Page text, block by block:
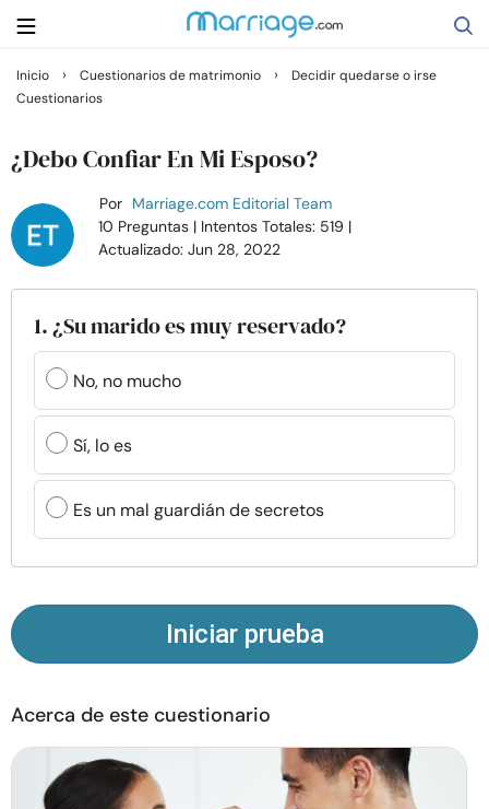
Buscar
Relaciones
Familia
Ayuda
Cursos
Recursos
Comunidad
Encuentra un terapeuta
Sobre nosotros Contáctanos Escríbenos
Publicidad con
Inicio › Cuestionarios de matrimonio ›
Decidir quedarse o irse
Cuestionarios
¿Debo Confiar En Mi Esposo?
Por Marriage.com Editorial Team
10 Preguntas | Intentos Totales: 519 |
Actualizado: Jun 28, 2022
1. ¿Su marido es muy reservado?
No, no mucho
Sí, lo es
Es un mal guardián de secretos
Iniciar prueba
Acerca de este cuestionario